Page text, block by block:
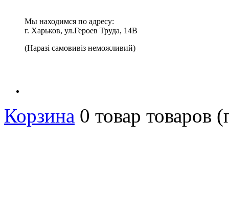
Мы находимся по адресу:
г. Харьков, ул.Героев Труда, 14В
(Наразі самовивіз неможливий)
Корзина 0 товар товаров